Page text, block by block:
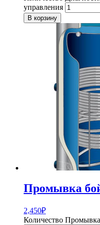
управления
В корзину
Промывка
2,450₽
Количество